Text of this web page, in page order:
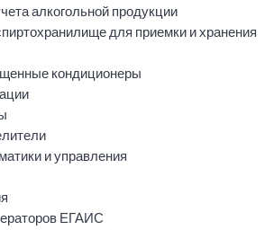
алкогольной продукции
для приемки и хранения
кондиционеры
и управления
ЕГАИС